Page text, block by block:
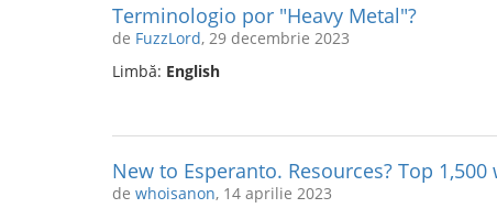
Terminologio por "Heavy Metal"?
de FuzzLord, 29 decembrie 2023
Limbă: English
New to Esperanto. Resources? Top 1,500
de whoisanon, 14 aprilie 2023